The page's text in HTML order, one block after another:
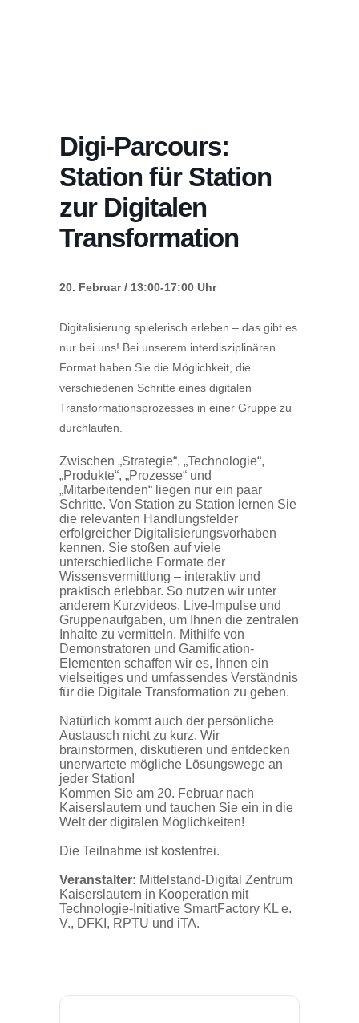
Digi-Parcours:
Station für Station
zur Digitalen
Transformation
20. Februar / 13:00-17:00 Uhr
Digitalisierung spielerisch erleben – das gibt es
nur bei uns! Bei unserem interdisziplinären
Format haben Sie die Möglichkeit, die
verschiedenen Schritte eines digitalen
Transformationsprozesses in einer Gruppe zu
durchlaufen.
Zwischen „Strategie“, „Technologie“,
„Produkte“, „Prozesse“ und
„Mitarbeitenden“ liegen nur ein paar
Schritte. Von Station zu Station lernen Sie
die relevanten Handlungsfelder
erfolgreicher Digitalisierungsvorhaben
kennen. Sie stoßen auf viele
unterschiedliche Formate der
Wissensvermittlung – interaktiv und
praktisch erlebbar. So nutzen wir unter
anderem Kurzvideos, Live-Impulse und
Gruppenaufgaben, um Ihnen die zentralen
Inhalte zu vermitteln. Mithilfe von
Demonstratoren und Gamification-
Elementen schaffen wir es, Ihnen ein
vielseitiges und umfassendes Verständnis
für die Digitale Transformation zu geben.
Natürlich kommt auch der persönliche
Austausch nicht zu kurz. Wir
brainstormen, diskutieren und entdecken
unerwartete mögliche Lösungswege an
jeder Station!
Kommen Sie am 20. Februar nach
Kaiserslautern und tauchen Sie ein in die
Welt der digitalen Möglichkeiten!
Die Teilnahme ist kostenfrei.
Veranstalter: Mittelstand-Digital Zentrum
Kaiserslautern in Kooperation mit
Technologie-Initiative SmartFactory KL e.
V., DFKI, RPTU und iTA.